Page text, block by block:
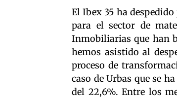
El Ibex 35 ha
para el sector de
Inmobiliarias que han
hemos asistido al
proceso de
caso de Urbas que se
del 22,6%. Entre los